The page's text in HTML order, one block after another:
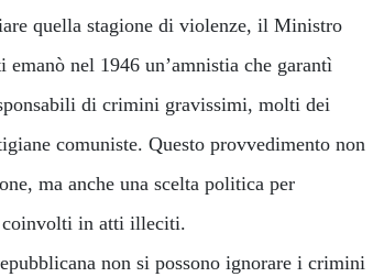
quella stagione di violenze, il Ministro
nel 1946 un’amnistia che garantì
di crimini gravissimi, molti dei
comuniste. Questo provvedimento non
ma anche una scelta politica per
coinvolti in atti illeciti.
non si possono ignorare i crimini